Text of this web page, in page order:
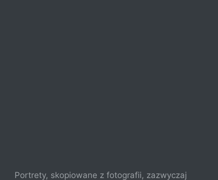
Portrety, skopiowane z fotografii, zazwyczaj